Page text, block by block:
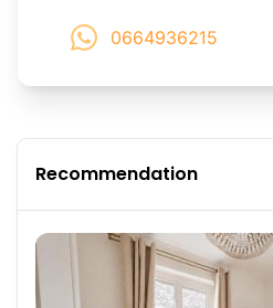
0664936215
Recommendation